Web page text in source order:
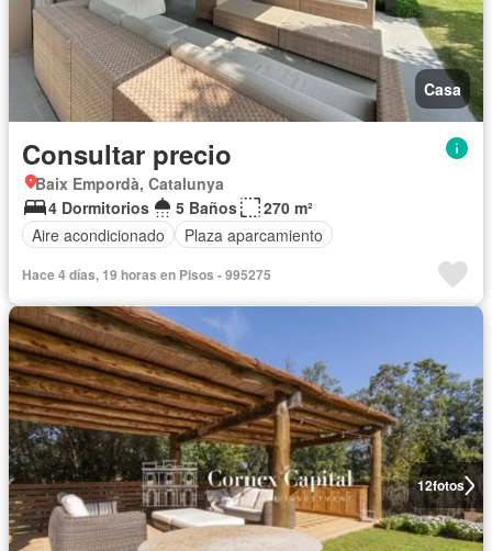
Casa
Consultar precio
Baix Empordà, Catalunya
4 Dormitorios
5 Baños
270 m²
Aire acondicionado
Plaza aparcamiento
Hace 4 días, 19 horas en Pisos - 995275
12fotos